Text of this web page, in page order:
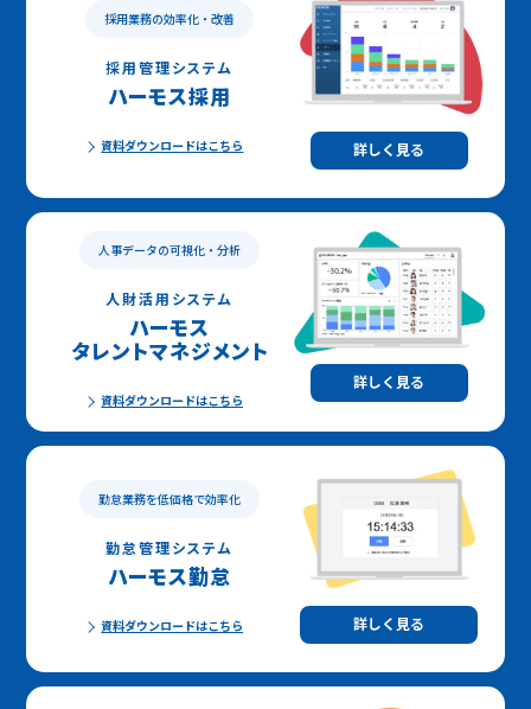
採用業務の効率化・改善
採用管理システム
ハーモス採用
資料ダウンロードはこちら 詳しく見る
人事データの可視化・分析
人財活用システム
ハーモス
タレントマネジメント
資料ダウンロードはこちら
詳しく見る
勤怠業務を低価格で効率化
勤怠管理システム
ハーモス勤怠
資料ダウンロードはこちら 詳しく見る